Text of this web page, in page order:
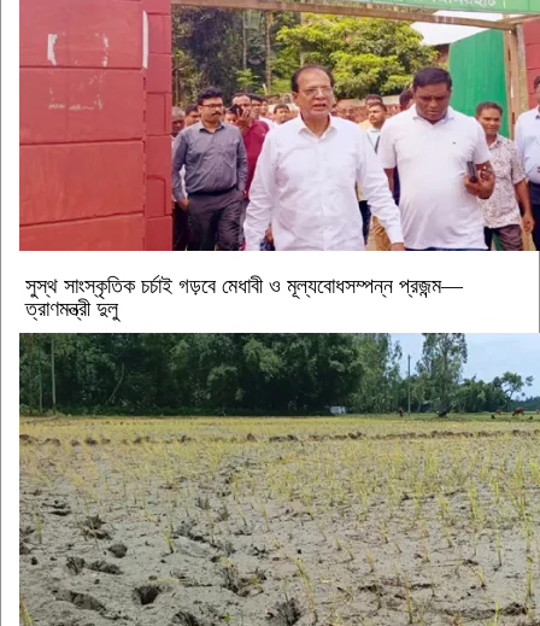
সুস্থ সাংস্কৃতিক চর্চাই গড়বে মেধাবী ও মূল্যবোধসম্পন্ন প্রজন্ম—
ত্রাণমন্ত্রী দুলু